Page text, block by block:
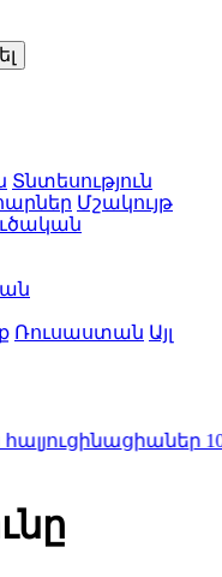
Տնտեսություն
Մշակույթ
Ռուսաստան Այլ
10:20